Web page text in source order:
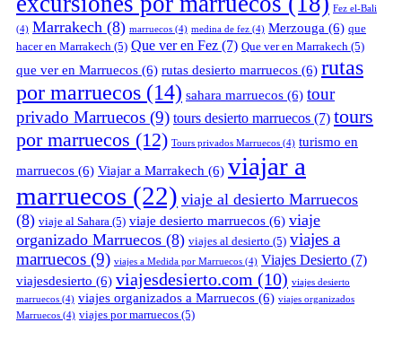
Fez el-Bali
(4) Marrakech (8) marruecos (4) medina de fez (4) Merzouga (6) que
hacer en Marrakech (5) Que ver en Fez (7) Que ver en Marrakech (5)
que ver en Marruecos (6) rutas desierto marruecos (6) rutas
por marruecos (14) sahara marruecos (6) tour
privado Marruecos (9) tours desierto marruecos (7) tours
por marruecos (12) Tours privados Marruecos (4) turismo en
marruecos (6) Viajar a Marrakech (6) viajar a
marruecos (22) viaje al desierto Marruecos
(8) viaje al Sahara (5) viaje desierto marruecos (6) viaje
organizado Marruecos (8) viajes al desierto (5) viajes a
marruecos (9) viajes a Medida por Marruecos (4) Viajes Desierto (7)
viajesdesierto (6) viajesdesierto.com (10) viajes desierto
marruecos (4) viajes organizados a Marruecos (6) viajes organizados
Marruecos (4) viajes por marruecos (5)